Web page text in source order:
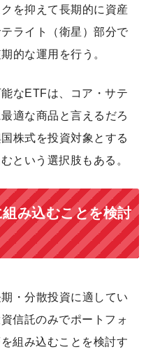
を抑えて長期的に資産
ライト（衛星）部分で
的な運用を行う。
なETFは、コア・サテ
適な商品と言えるだろ
株式を投資対象とする
という選択肢もある。
み込むことを検討
・分散投資に適してい
信託のみでポートフォ
組み込むことを検討す